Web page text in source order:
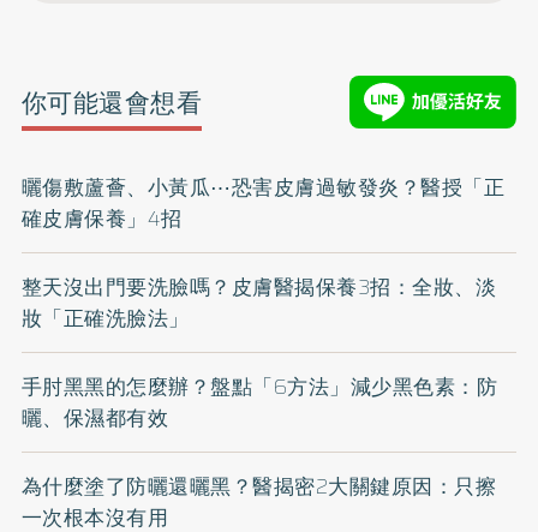
你可能還會想看
曬傷敷蘆薈、小黃瓜⋯恐害皮膚過敏發炎？醫授「正
確皮膚保養」4招
整天沒出門要洗臉嗎？皮膚醫揭保養3招：全妝、淡
妝「正確洗臉法」
手肘黑黑的怎麼辦？盤點「6方法」減少黑色素：防
曬、保濕都有效
為什麼塗了防曬還曬黑？醫揭密2大關鍵原因：只擦
一次根本沒有用